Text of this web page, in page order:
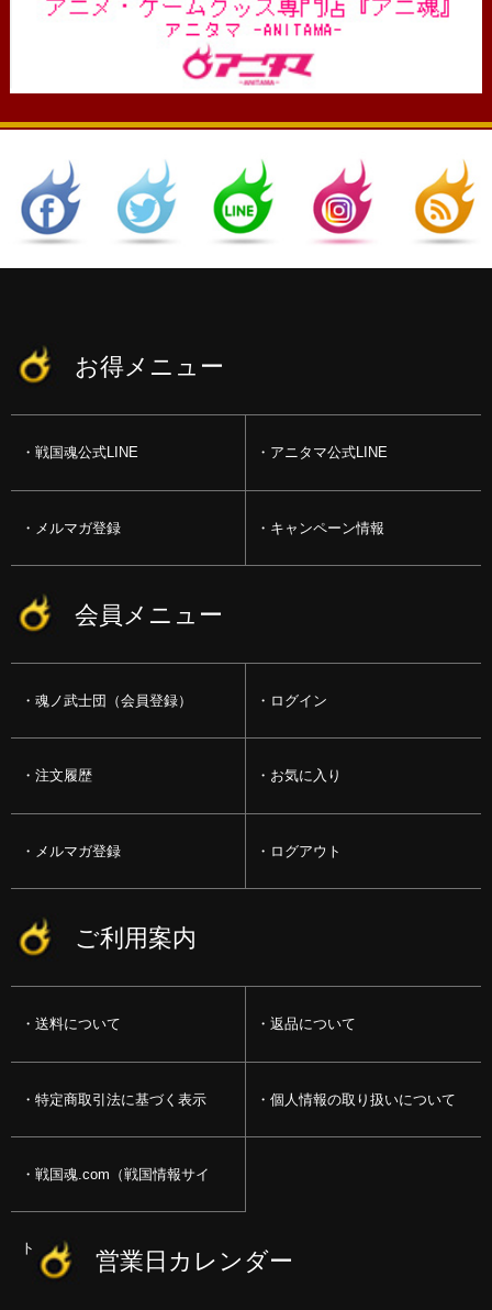
お得メニュー
戦国魂公式LINE アニタマ公式LINE
メルマガ登録 キャンペーン情報
会員メニュー
魂ノ武士団（会員登録） ログイン
注文履歴 お気に入り
メルマガ登録 ログアウト
ご利用案内
送料について 返品について
特定商取引法に基づく表示 個人情報の取り扱いについて
戦国魂.com（戦国情報サイ
ト） 営業日カレンダー